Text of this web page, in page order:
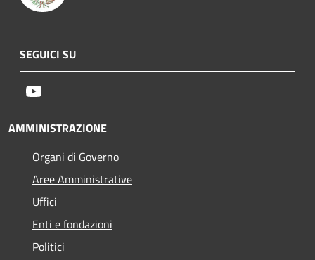
SEGUICI SU
AMMINISTRAZIONE
Organi di Governo
Aree Amministrative
Uffici
Enti e fondazioni
Politici